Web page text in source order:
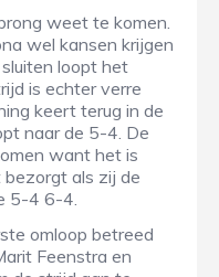
weet te komen.
wel kansen krijgen
loopt het
is echter verre
keert terug in de
naar de 5-4. De
want het is
bezorgt als zij de
5-4 6-4.
omloop betreed
Feenstra en